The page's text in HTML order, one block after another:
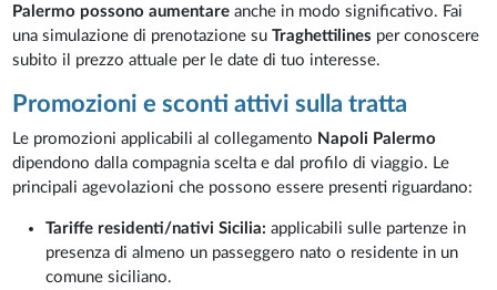
Palermo possono aumentare anche in modo significativo. Fai
una simulazione di prenotazione suTraghettilines per conoscere
subito il prezzo attuale per le date di tuo interesse.
Promozioni e sconti attivi sulla tratta
Le promozioni applicabili al collegamento Napoli Palermo
dipendono dalla compagnia scelta e dal profilo di viaggio. Le
principali agevolazioni che possono essere presenti riguardano:
Tariffe residenti/nativi Sicilia: applicabili sulle partenze in
presenza di almeno un passeggero nato o residente in un
comune siciliano.